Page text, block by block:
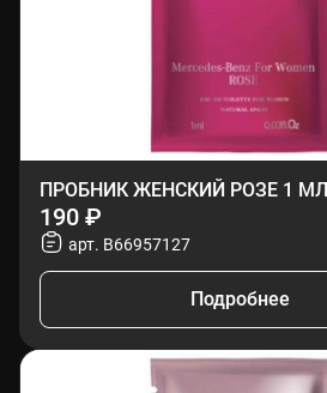
ПРОБНИК ЖЕНСКИЙ РОЗЕ 1 МЛ
190 ₽
арт. B66957127
Подробнее